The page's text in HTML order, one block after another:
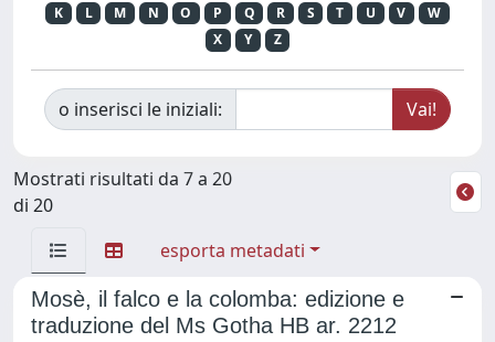
K
L M N O P Q R S T U V
W
X
Y Z
o inserisci le iniziali:
Mostrati risultati da 7 a 20
di 20
esporta metadati
Mosè, il falco e la colomba: edizione e
traduzione del Ms Gotha HB ar. 2212